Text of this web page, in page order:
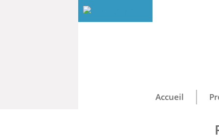
Accueil